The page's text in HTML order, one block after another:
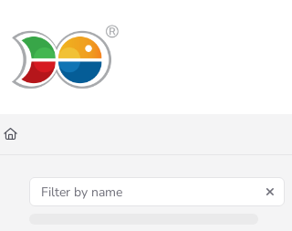
Fetch the complete documentation index at:
Use this file to discover all available pages before